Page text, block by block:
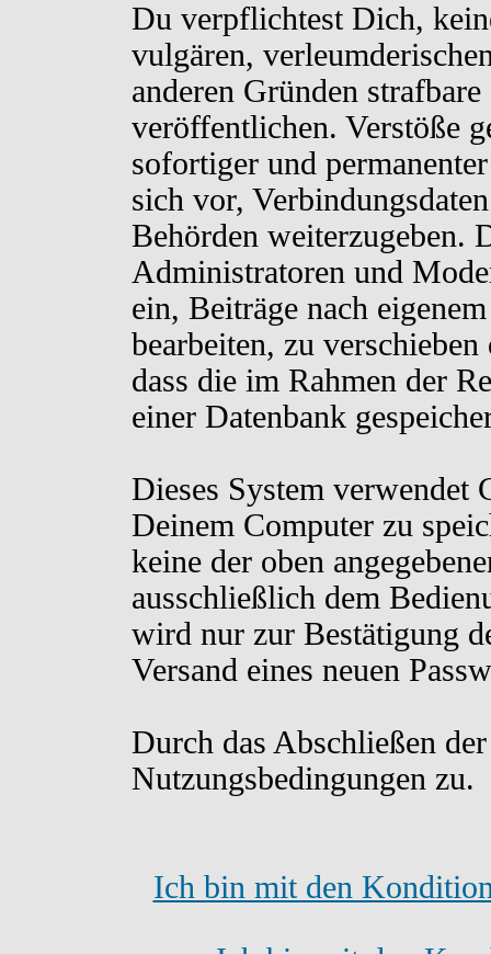
Du verpflichtest Dich,
vulgären,
anderen Gründen
veröffentlichen. Verstöße
sofortiger und
sich vor,
Behörden weiterzugeben.
Administratoren und
ein, Beiträge nach
bearbeiten, zu
dass die im Rahmen der
einer Datenbank
Dieses System verwendet
Deinem Computer zu
keine der oben
ausschließlich dem
wird nur zur Bestätigung
Versand eines neuen
Durch das Abschließen
Nutzungsbedingungen zu.
Ich bin mit den